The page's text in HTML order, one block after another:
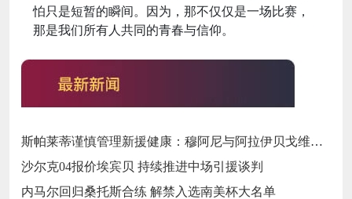
怕只是短暂的瞬间。因为，那不仅仅是一场比赛，
那是我们所有人共同的青春与信仰。
斯帕莱蒂谨慎管理新援健康：穆阿尼与阿拉伊贝戈维奇缺席尤文热身赛的战略考量‌
沙尔克04报价埃宾贝 持续推进中场引援谈判
内马尔回归桑托斯合练 解禁入选南美杯大名单